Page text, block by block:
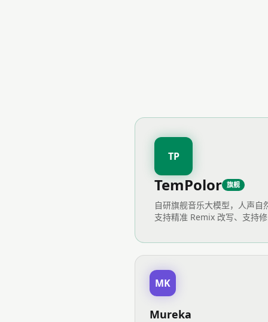
TP
TemPolor 旗舰
自研旗舰音乐大模型，人声
支持精准 Remix 改写、支持
MK
Mureka